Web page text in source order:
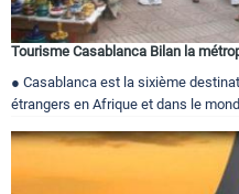
Tourisme Casablanca Bilan la
● Casablanca est la sixième
étrangers en Afrique et dans le